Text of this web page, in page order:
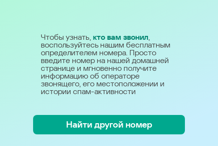
Чтобы узнать, кто вам звонил,
воспользуйтесь нашим бесплатным
определителем номера. Просто
введите номер на нашей домашней
странице и мгновенно получите
информацию об операторе
звонящего, его местоположении и
истории спам-активности
Найти другой номер